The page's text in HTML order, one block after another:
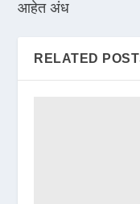
आहेत अंध
RELATED